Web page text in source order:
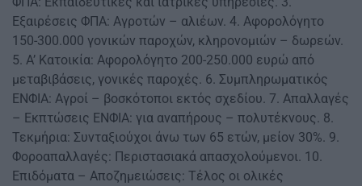
Εξαιρέσεις ΦΠΑ: Αγροτών – αλιέων. 4. Αφορολόγητο
150-300.000 γονικών παροχών, κληρονομιών – δωρεών.
5. Α’ Κατοικία: Αφορολόγητο 200-250.000 ευρώ από
μεταβιβάσεις, γονικές παροχές. 6. Συμπληρωματικός
ΕΝΦΙΑ: Αγροί – βοσκότοποι εκτός σχεδίου. 7. Απαλλαγές
– Εκπτώσεις ΕΝΦΙΑ: για αναπήρους – πολυτέκνους. 8.
Τεκμήρια: Συνταξιούχοι άνω των 65 ετών, μείον 30%. 9.
Φοροαπαλλαγές: Περιστασιακά απασχολούμενοι. 10.
Επιδόματα – Αποζημειώσεις: Τέλος οι ολικές